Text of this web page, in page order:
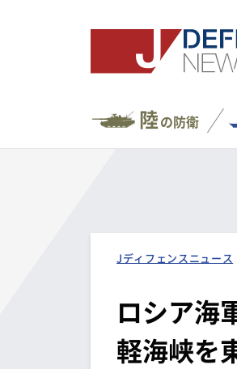
陸の防衛
Jディフェンスニュース
ロシア海
軽海峡を